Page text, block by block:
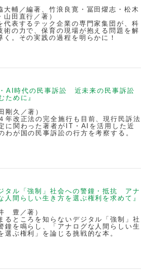
大輔／編著、竹浪良寛・冨田燿志・松木
山田直行／著）
代表するテック企業の専門家集団が、科
術の力で、保育の現場が抱える問題を解
く。その実践の過程を明らかに！
AI時代の民事訴訟 近未来の民事訴訟
ために』
剛久／著）
年改正法の完全施行も目前、現行民訴法
に関わった著者がIT・AIを活用した近
わが国の民事訴訟の行方を考察する。
タル「強制」社会への警鐘・抵抗 アナ
人間らしい生き方を選ぶ権利を求めて』
豊／著）
るところを知らないデジタル「強制」社
鐘を鳴らし、「アナログな人間らしい生
選ぶ権利」を論じる挑戦的な本。